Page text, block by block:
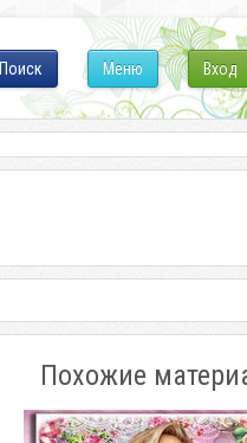
Вход
Меню
Поиск
Похожие